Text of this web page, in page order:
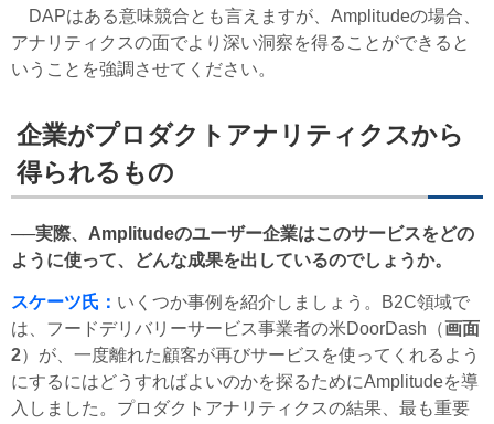
DAPはある意味競合とも言えますが、Amplitudeの場合、
アナリティクスの面でより深い洞察を得ることができると
いうことを強調させてください。
企業がプロダクトアナリティクスから
得られるもの
──実際、Amplitudeのユーザー企業はこのサービスをどの
ように使って、どんな成果を出しているのでしょうか。
スケーツ氏： いくつか事例を紹介しましょう。B2C領域で
は、フードデリバリーサービス事業者の米DoorDash（画面
2）が、一度離れた顧客が再びサービスを使ってくれるよう
にするにはどうすればよいのかを探るためにAmplitudeを導
入しました。プロダクトアナリティクスの結果、最も重要